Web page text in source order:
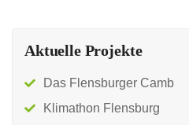
Aktuelle Projekte
Das Flensburger Camb
Klimathon Flensburg